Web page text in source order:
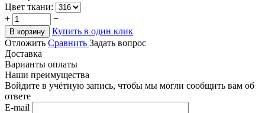
Цвет ткани:
+
−
В корзину
Купить в один клик
Отложить Сравнить Задать вопрос
Доставка
Варианты оплаты
Наши преимущества
Войдите в учётную запись, чтобы мы могли сообщить вам об
ответе
E-mail